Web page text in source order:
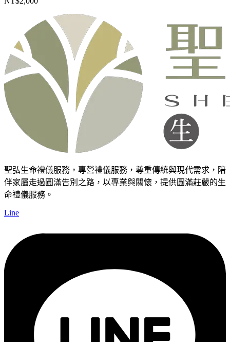
聖弘生命禮儀服務，專營禮儀服務，尊重傳統與現代需求，陪
伴家屬走過圓滿告別之路，以專業與關懷，提供圓滿莊嚴的生
命禮儀服務。
Line